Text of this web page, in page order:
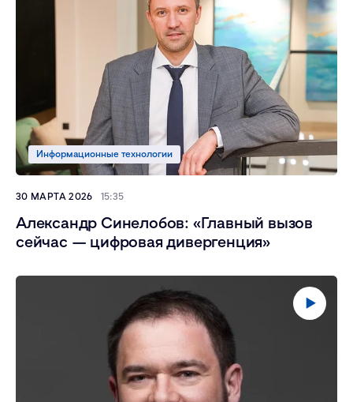
Александр Синелобов: «Главный вызов
сейчас — цифровая дивергенция»
Информационные технологии
30 МАРТА 2026 15:35